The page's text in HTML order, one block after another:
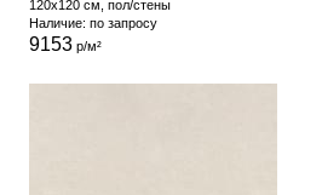
120x120 см, пол/стены
Наличие: по запросу
9153р/м²